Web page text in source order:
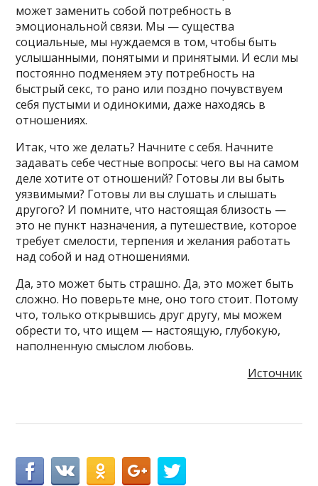
может заменить собой потребность в
эмоциональной связи. Мы — существа
социальные, мы нуждаемся в том, чтобы быть
услышанными, понятыми и принятыми. И если мы
постоянно подменяем эту потребность на
быстрый секс, то рано или поздно почувствуем
себя пустыми и одинокими, даже находясь в
отношениях.
Итак, что же делать? Начните с себя. Начните
задавать себе честные вопросы: чего вы на самом
деле хотите от отношений? Готовы ли вы быть
уязвимыми? Готовы ли вы слушать и слышать
другого? И помните, что настоящая близость —
это не пункт назначения, а путешествие, которое
требует смелости, терпения и желания работать
над собой и над отношениями.
Да, это может быть страшно. Да, это может быть
сложно. Но поверьте мне, оно того стоит. Потому
что, только открывшись друг другу, мы можем
обрести то, что ищем — настоящую, глубокую,
наполненную смыслом любовь.
Источник